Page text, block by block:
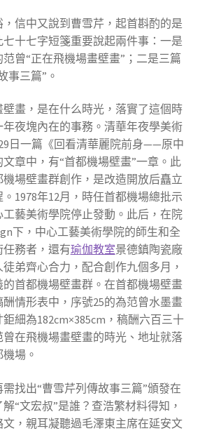
信中又說到曹雪芹，起首斟酌的是
十七字短箋重要說起兩件事：一是
曾“正在飛機場畫壁畫”；二是三篇
事三篇”。
畫，是在什么時光，落實了這個時
夜塊內在的事務。清華年夜學美術
日一篇《回看清華麗院前身——原中
章中，有“首都機場壁畫”一章。此
機場壁畫群創作，是改造開放后矗立
1978年12月，時任首都機場總批示
藝美術學院停止發動。此后，在院
下，中心工藝美術學院的師生和全
務者，還有瑜伽教室景德鎮陶瓷廠
弟齊心合力，配合創作九個多月，
首都機場壁畫群。在首都機場壁畫
情形表中，序號25的為范曾水墨畫
鉅細為182cm×385cm，稿酬六百三十
在飛機場畫壁畫的時光、地址就落
場。
找出“曹雪芹列傳故事三篇”頒發在
“文宏叔”是誰？查浩繁材料得知，
，親耳凝聽過毛澤東主席在延安文